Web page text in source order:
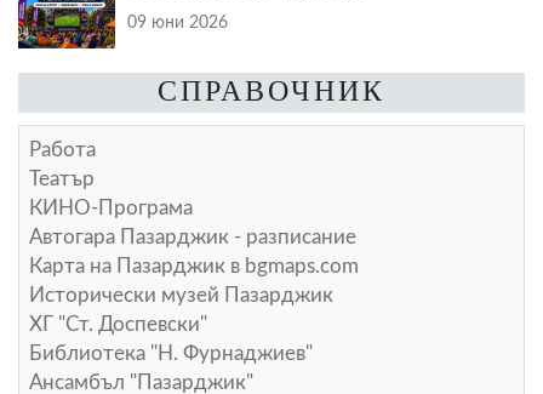
09 юни 2026
СПРАВОЧНИК
Работа
Театър
КИНО-Програма
Автогара Пазарджик - разписание
Карта на Пазарджик в bgmaps.com
Исторически музей Пазарджик
ХГ "Ст. Доспевски"
Библиотека "Н. Фурнаджиев"
Ансамбъл "Пазарджик"